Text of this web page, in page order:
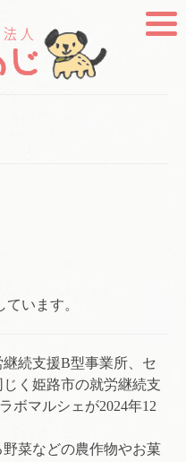
います。
続支援B型事業所、セ
く姫路市の就労継続支
ボマルシェが2024年12
菜などの農作物やお菓